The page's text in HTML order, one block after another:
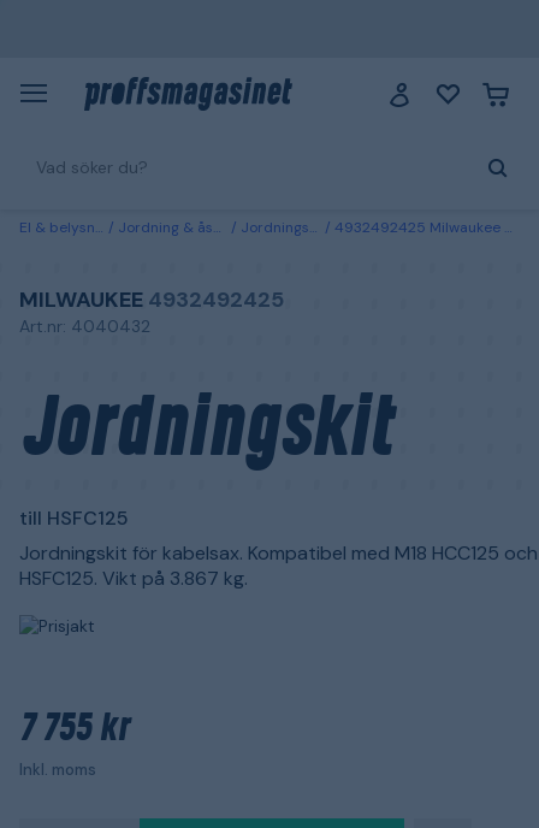
El & belysning Jordning & åskskydd Jordningsmaterial 4932492425 Milwaukee Jordningskit till HSFC125
MILWAUKEE 4932492425
Art.nr: 4040432
Jordningskit
till HSFC125
Jordningskit för kabelsax. Kompatibel med M18 HCC125 och
HSFC125. Vikt på 3.867 kg.
7 755 kr
Inkl. moms